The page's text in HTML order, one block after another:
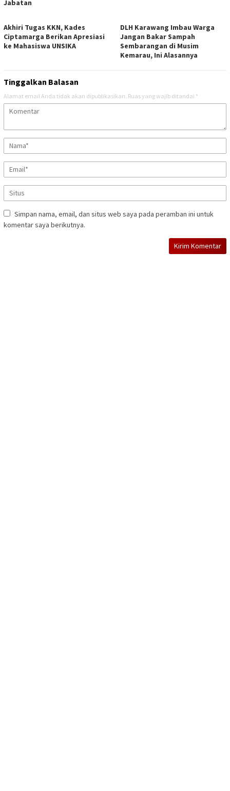
Jabatan
Akhiri Tugas KKN, Kades
Ciptamarga Berikan Apresiasi
ke Mahasiswa UNSIKA
DLH Karawang Imbau Warga
Jangan Bakar Sampah
Sembarangan di Musim
Kemarau, Ini Alasannya
Tinggalkan Balasan
Alamat email Anda tidak akan dipublikasikan. Ruas yang wajib ditandai *
Simpan nama, email, dan situs web saya pada peramban ini untuk
komentar saya berikutnya.